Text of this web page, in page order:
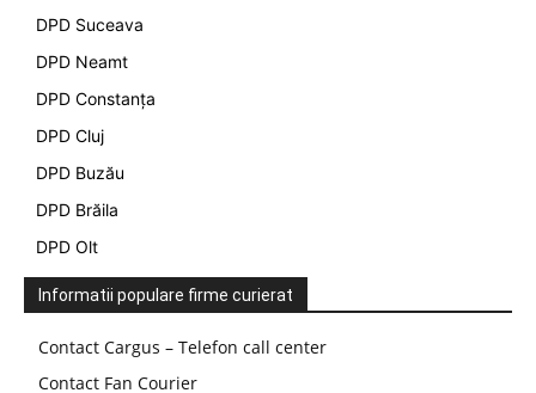
DPD Suceava
DPD Neamt
DPD Constanța
DPD Cluj
DPD Buzău
DPD Brăila
DPD Olt
Informatii populare firme curierat
Contact Cargus – Telefon call center
Contact Fan Courier